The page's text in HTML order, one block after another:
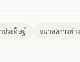
ระดิษฐ์ อนาคตการทำ